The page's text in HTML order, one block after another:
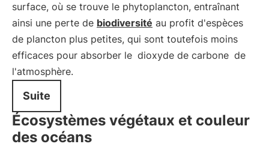
surface, où se trouve le phytoplancton, entraînant
ainsi une perte de biodiversité au profit d'espèces
de plancton plus petites, qui sont toutefois moins
efficaces pour absorber le dioxyde de carbone de
l'atmosphère.
Suite
Écosystèmes végétaux et couleur
des océans